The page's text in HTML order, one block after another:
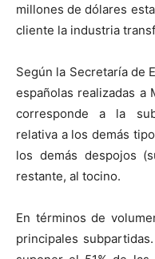
millones de dólares
cliente la industria
Según la Secretaría de
españolas realizadas a
corresponde a la
relativa a los demás
los demás despojos
restante, al tocino.
En términos de
principales